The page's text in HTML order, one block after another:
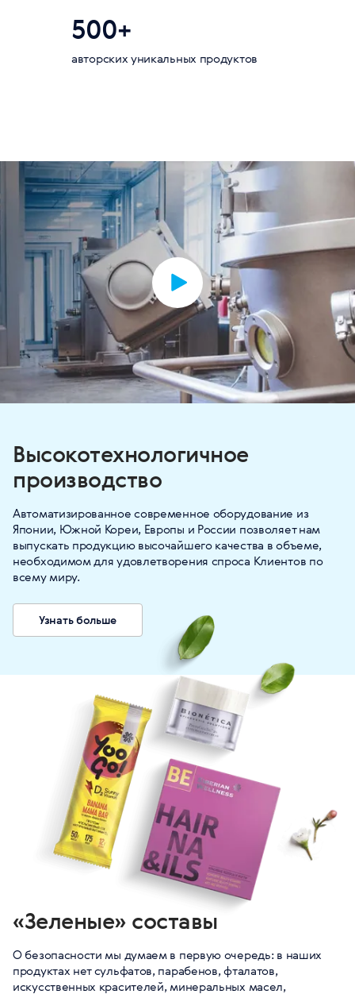
500+
авторских уникальных продуктов
Высокотехнологичное
производство
Автоматизированное современное оборудование из
Японии, Южной Кореи, Европы и России позволяет нам
выпускать продукцию высочайшего качества в объеме,
необходимом для удовлетворения спроса Клиентов по
всему миру.
Узнать больше
«Зеленые» составы
О безопасности мы думаем в первую очередь: в наших
продуктах нет сульфатов, парабенов, фталатов,
искусственных красителей, минеральных масел,